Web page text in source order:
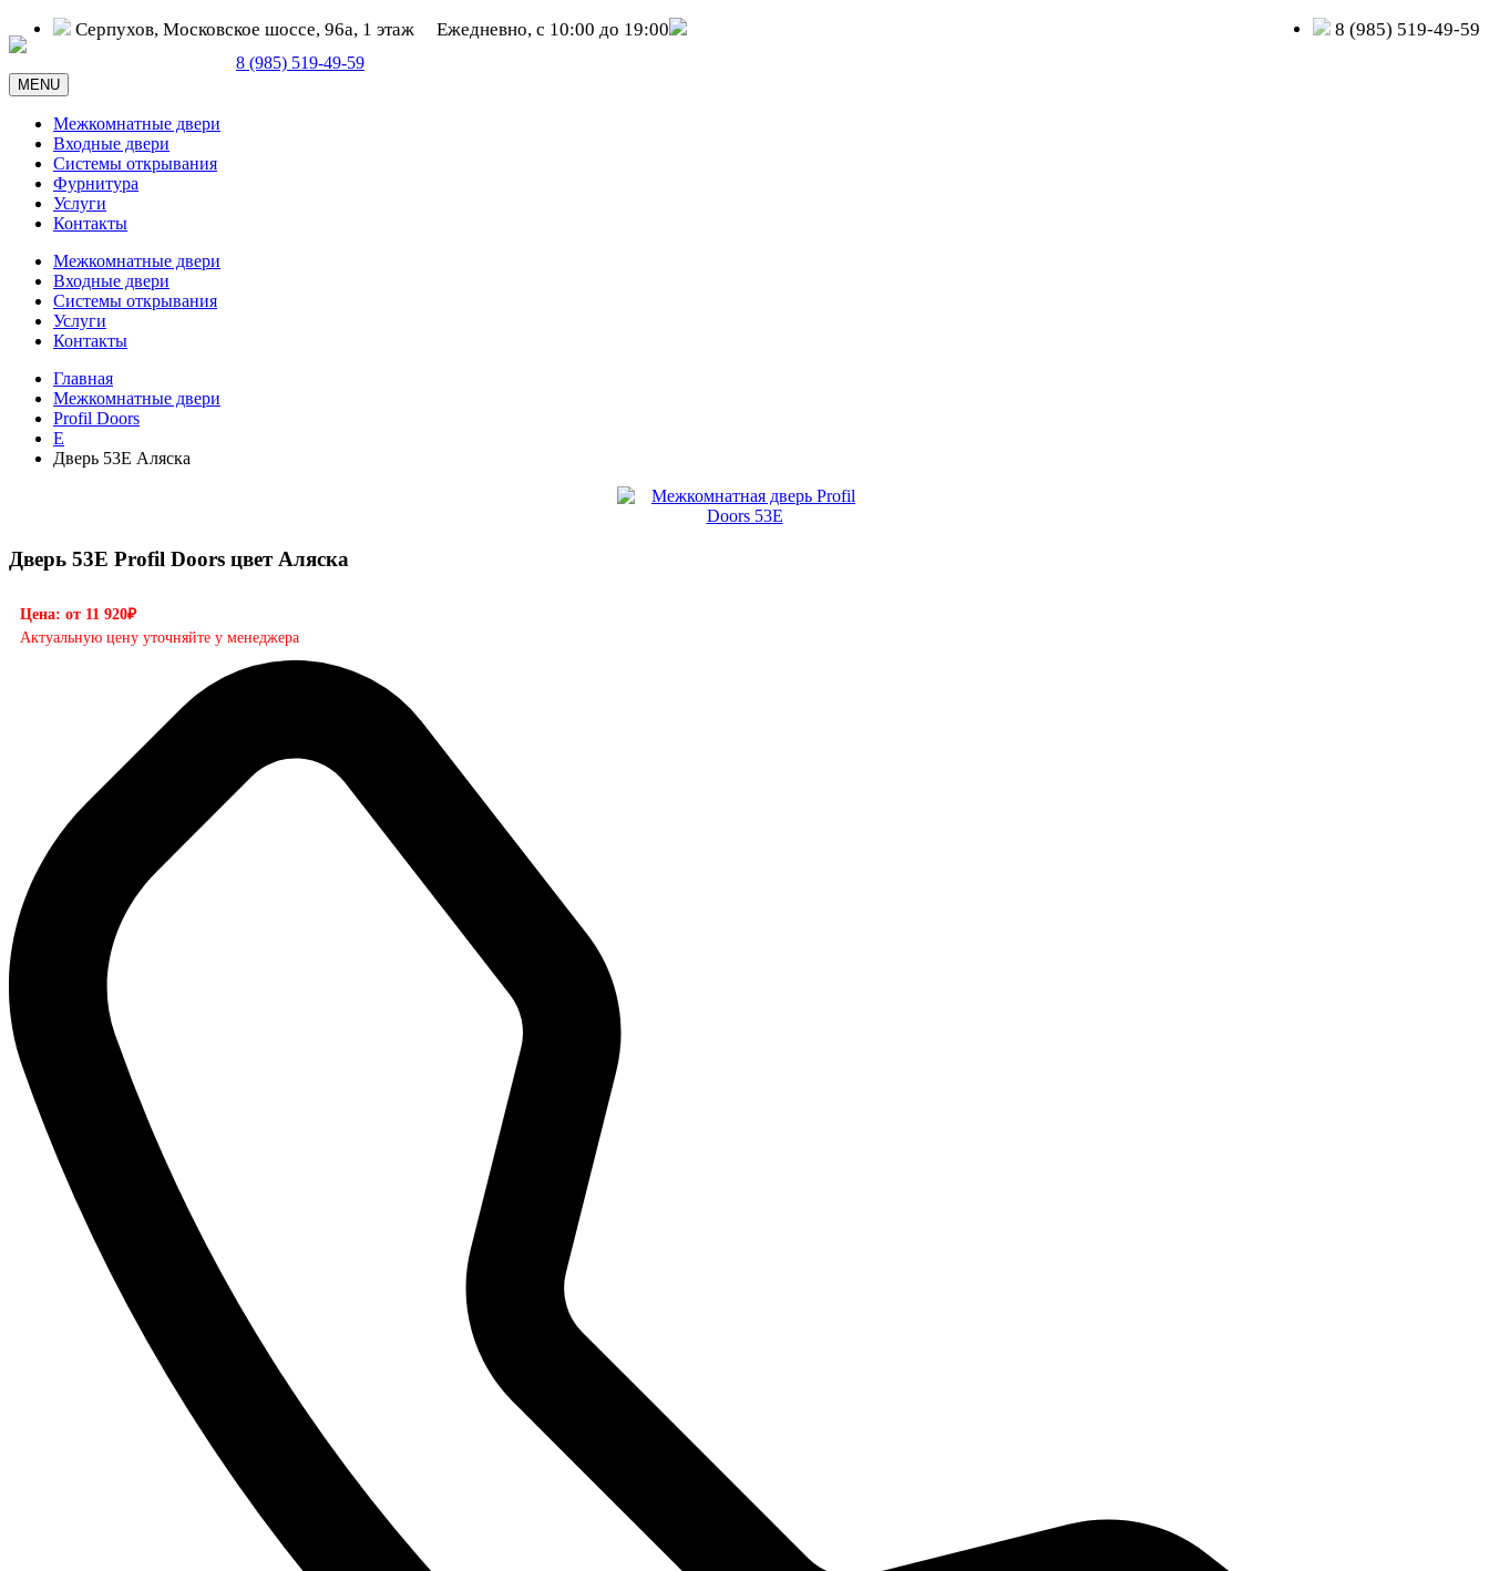
Серпухов, Московское шоссе, 96а, 1 этаж Ежедневно, с 10:00 до 19:00 8 (985) 519-49-59
8 (985) 519-49-59
MENU
Межкомнатные двери
Входные двери
Системы открывания
Фурнитура
Услуги
Контакты
Межкомнатные двери
Входные двери
Системы открывания
Услуги
Контакты
Главная
Межкомнатные двери
Profil Doors
E
Дверь 53E Аляска
Дверь 53E Profil Doors цвет Аляска
Цена: от 11 920₽
Актуальную цену уточняйте у менеджера